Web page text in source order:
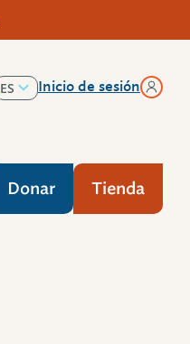
ES
Inicio de sesión
Donar Tienda